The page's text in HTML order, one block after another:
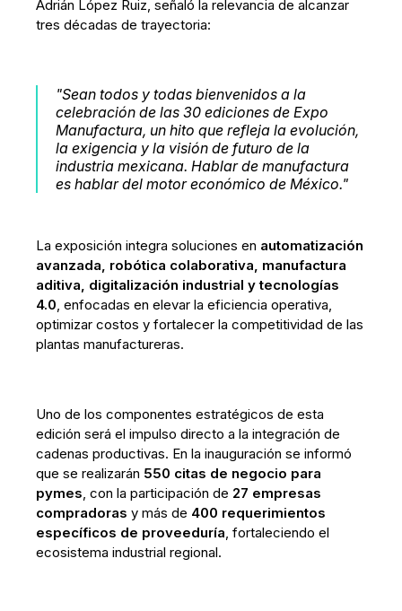
Adrián López Ruiz, señaló la relevancia de alcanzar
tres décadas de trayectoria:
"Sean todos y todas bienvenidos a la
celebración de las 30 ediciones de Expo
Manufactura, un hito que refleja la evolución,
la exigencia y la visión de futuro de la
industria mexicana. Hablar de manufactura
es hablar del motor económico de México."
La exposición integra soluciones en automatización
avanzada, robótica colaborativa, manufactura
aditiva, digitalización industrial y tecnologías
4.0, enfocadas en elevar la eficiencia operativa,
optimizar costos y fortalecer la competitividad de las
plantas manufactureras.
Uno de los componentes estratégicos de esta
edición será el impulso directo a la integración de
cadenas productivas. En la inauguración se informó
que se realizarán 550 citas de negocio para
pymes, con la participación de 27 empresas
compradoras y más de 400 requerimientos
específicos de proveeduría, fortaleciendo el
ecosistema industrial regional.